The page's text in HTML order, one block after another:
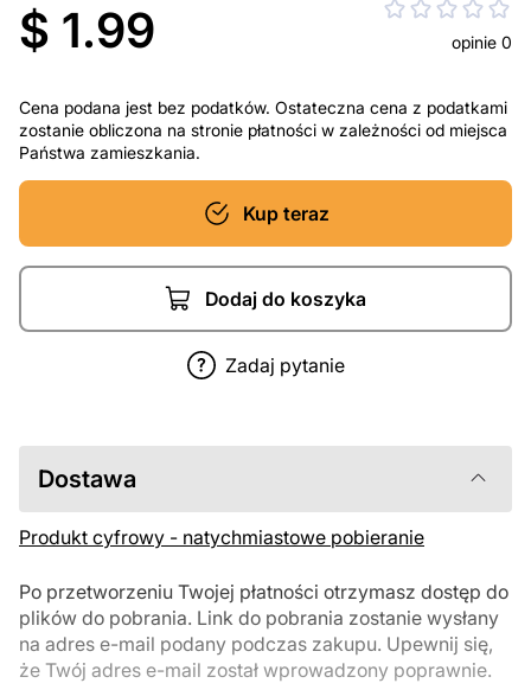
$ 1.99 opinie 0
Cena podana jest bez podatków. Ostateczna cena z podatkami
zostanie obliczona na stronie płatności w zależności od miejsca
Państwa zamieszkania.
Kup teraz
Dodaj do koszyka
Zadaj pytanie
Dostawa
Produkt cyfrowy - natychmiastowe pobieranie
Po przetworzeniu Twojej płatności otrzymasz dostęp do
plików do pobrania. Link do pobrania zostanie wysłany
na adres e-mail podany podczas zakupu. Upewnij się,
że Twój adres e-mail został wprowadzony poprawnie.